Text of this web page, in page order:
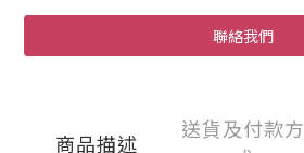
聯絡我們
商品描述
送貨及付款方